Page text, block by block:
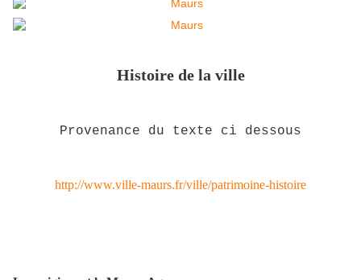
Histoire de la ville
Provenance du texte ci dessous
http://www.ville-maurs.fr/ville/patrimoine-histoire